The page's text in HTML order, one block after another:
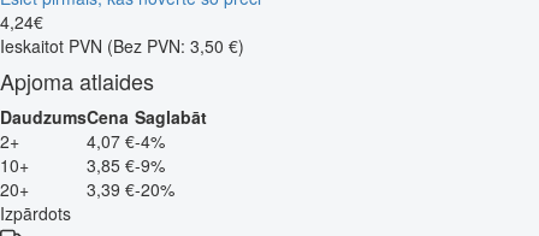
4,24€
Ieskaitot PVN (Bez PVN: 3,50 €)
Apjoma atlaides
DaudzumsCena Saglabāt
2+
4,07 €-4%
10+
3,85 €-9%
20+
3,39 €-20%
Izpārdots